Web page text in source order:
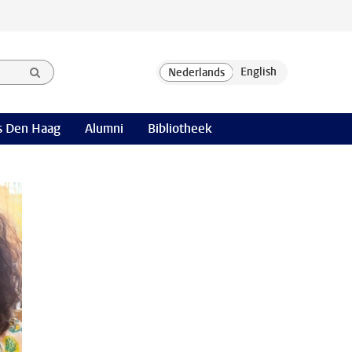
Den Haag Alumni Bibliotheek